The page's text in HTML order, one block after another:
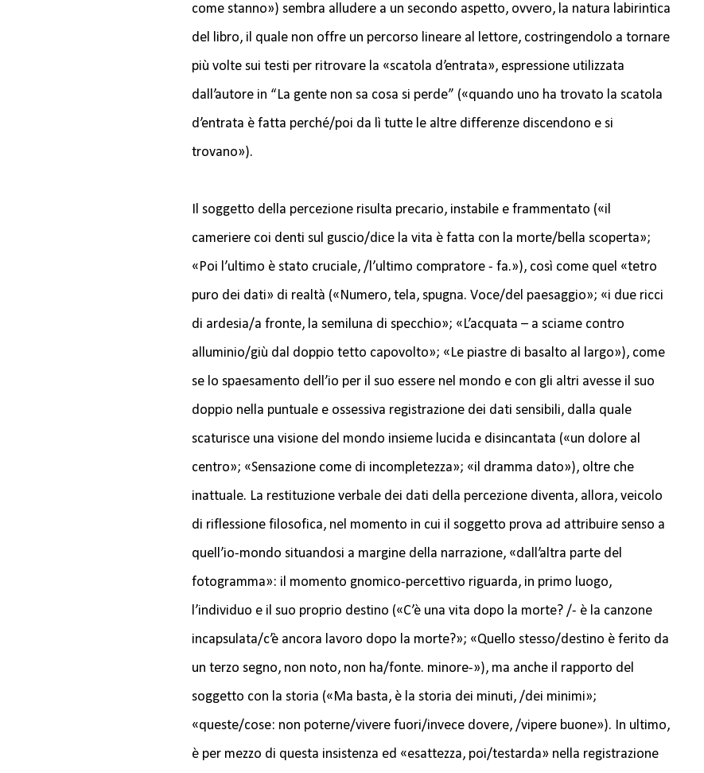
come stanno») sembra alludere a un secondo aspetto, ovvero, la natura labirintica
del libro, il quale non offre un percorso lineare al lettore, costringendolo a tornare
più volte sui testi per ritrovare la «scatola d’entrata», espressione utilizzata
dall’autore in “La gente non sa cosa si perde” («quando uno ha trovato la scatola
d’entrata è fatta perché/poi da lì tutte le altre differenze discendono e si
trovano»).
Il soggetto della percezione risulta precario, instabile e frammentato («il
cameriere coi denti sul guscio/dice la vita è fatta con la morte/bella scoperta»;
«Poi l’ultimo è stato cruciale, /l’ultimo compratore - fa.»), così come quel «tetro
puro dei dati» di realtà («Numero, tela, spugna. Voce/del paesaggio»; «i due ricci
di ardesia/a fronte, la semiluna di specchio»; «L’acquata – a sciame contro
alluminio/giù dal doppio tetto capovolto»; «Le piastre di basalto al largo»), come
se lo spaesamento dell’io per il suo essere nel mondo e con gli altri avesse il suo
doppio nella puntuale e ossessiva registrazione dei dati sensibili, dalla quale
scaturisce una visione del mondo insieme lucida e disincantata («un dolore al
centro»; «Sensazione come di incompletezza»; «il dramma dato»), oltre che
inattuale. La restituzione verbale dei dati della percezione diventa, allora, veicolo
di riflessione filosofica, nel momento in cui il soggetto prova ad attribuire senso a
quell’io-mondo situandosi a margine della narrazione, «dall’altra parte del
fotogramma»: il momento gnomico-percettivo riguarda, in primo luogo,
l’individuo e il suo proprio destino («C’è una vita dopo la morte? /- è la canzone
incapsulata/c’è ancora lavoro dopo la morte?»; «Quello stesso/destino è ferito da
un terzo segno, non noto, non ha/fonte. minore-»), ma anche il rapporto del
soggetto con la storia («Ma basta, è la storia dei minuti, /dei minimi»;
«queste/cose: non poterne/vivere fuori/invece dovere, /vipere buone»). In ultimo,
è per mezzo di questa insistenza ed «esattezza, poi/testarda» nella registrazione